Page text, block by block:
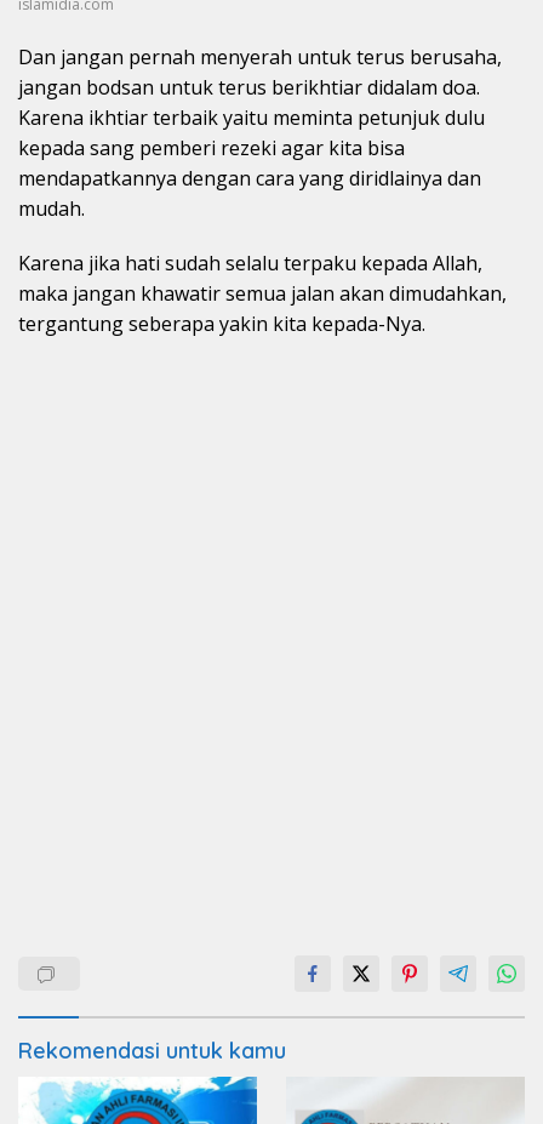
islamidia.com
Dan jangan pernah menyerah untuk terus berusaha,
jangan bodsan untuk terus berikhtiar didalam doa.
Karena ikhtiar terbaik yaitu meminta petunjuk dulu
kepada sang pemberi rezeki agar kita bisa
mendapatkannya dengan cara yang diridlainya dan
mudah.
Karena jika hati sudah selalu terpaku kepada Allah,
maka jangan khawatir semua jalan akan dimudahkan,
tergantung seberapa yakin kita kepada-Nya.
Rekomendasi untuk kamu